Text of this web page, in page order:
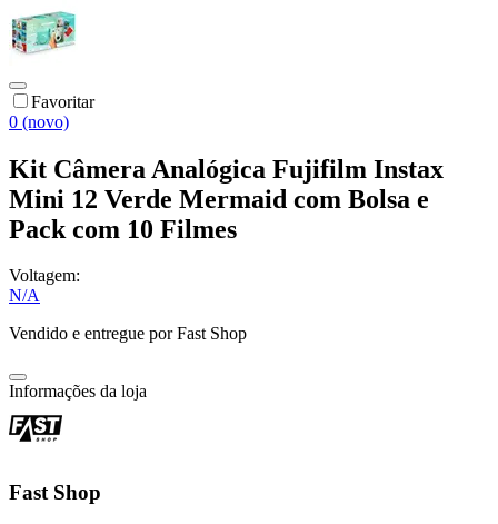
Favoritar
0 (novo)
Kit Câmera Analógica Fujifilm Instax
Mini 12 Verde Mermaid com Bolsa e
Pack com 10 Filmes
Voltagem:
N/A
Vendido e entregue por Fast Shop
Informações da loja
Fast Shop